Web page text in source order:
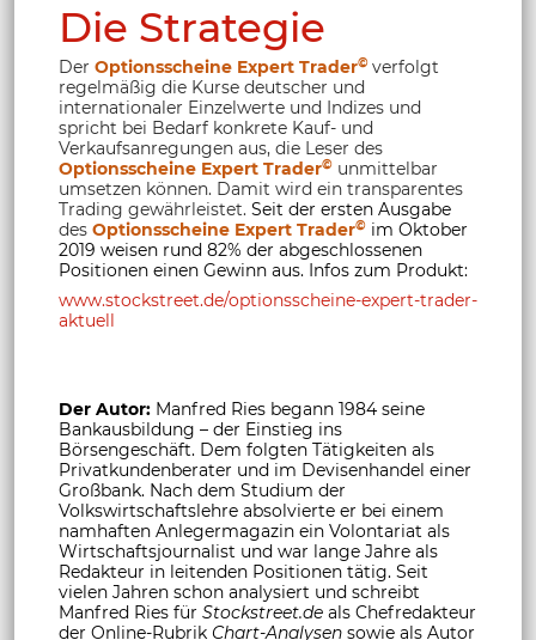
Die Strategie
Der Optionsscheine Expert Trader© verfolgt
regelmäßig die Kurse deutscher und
internationaler Einzelwerte und Indizes und
spricht bei Bedarf konkrete Kauf- und
Verkaufsanregungen aus, die Leser des
Optionsscheine Expert Trader© unmittelbar
umsetzen können. Damit wird ein transparentes
Trading gewährleistet. Seit der ersten Ausgabe
des Optionsscheine Expert Trader© im Oktober
2019 weisen rund 82% der abgeschlossenen
Positionen einen Gewinn aus. Infos zum Produkt:
www.stockstreet.de/optionsscheine-expert-trader-
aktuell
Der Autor: Manfred Ries begann 1984 seine
Bankausbildung – der Einstieg ins
Börsengeschäft. Dem folgten Tätigkeiten als
Privatkundenberater und im Devisenhandel einer
Großbank. Nach dem Studium der
Volkswirtschaftslehre absolvierte er bei einem
namhaften Anlegermagazin ein Volontariat als
Wirtschaftsjournalist und war lange Jahre als
Redakteur in leitenden Positionen tätig. Seit
vielen Jahren schon analysiert und schreibt
Manfred Ries für Stockstreet.de als Chefredakteur
der Online-Rubrik Chart-Analysen sowie als Autor